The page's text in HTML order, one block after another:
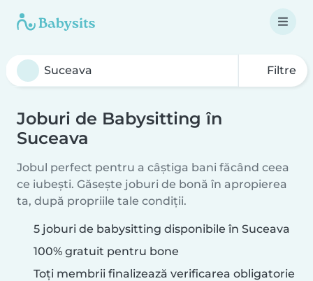
Filtre
Joburi de Babysitting în
Suceava
Jobul perfect pentru a câștiga bani făcând ceea
ce iubești. Găsește joburi de bonă în apropierea
ta, după propriile tale condiții.
5 joburi de babysitting disponibile în Suceava
100% gratuit pentru bone
Toți membrii finalizează verificarea obligatorie